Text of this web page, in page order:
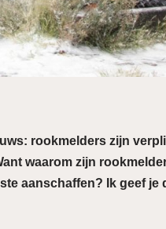
rookmelders zijn
waarom zijn
aanschaffen? Ik geef je